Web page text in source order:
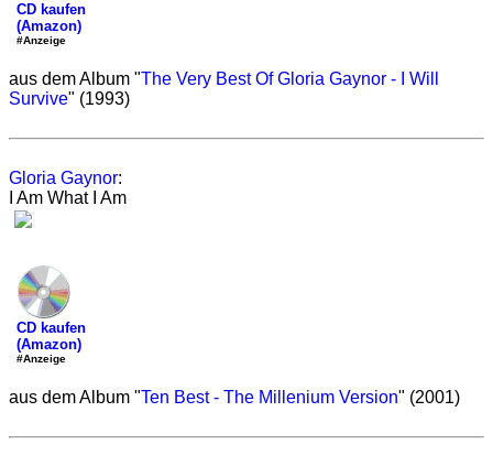
CD kaufen
(Amazon)
#Anzeige
aus dem Album "The Very Best Of Gloria Gaynor - I Will
Survive" (1993)
Gloria Gaynor:
I Am What I Am
CD kaufen
(Amazon)
#Anzeige
aus dem Album "Ten Best - The Millenium Version" (2001)